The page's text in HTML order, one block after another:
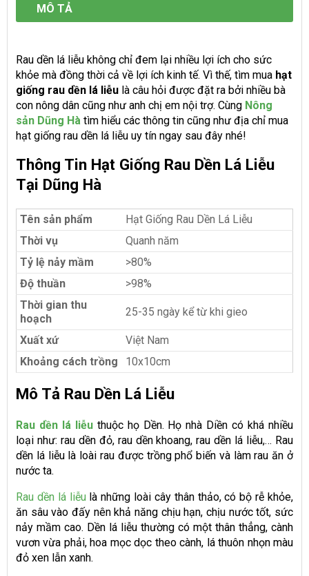
MÔ TẢ
Rau dền lá liễu không chỉ đem lại nhiều lợi ích cho sức
khỏe mà đồng thời cả về lợi ích kinh tế. Vì thế, tìm mua hạt
giống rau dền lá liễu là câu hỏi được đặt ra bởi nhiều bà
con nông dân cũng như anh chị em nội trợ. Cùng Nông
sản Dũng Hà tìm hiểu các thông tin cũng như địa chỉ mua
hạt giống rau dền lá liễu uy tín ngay sau đây nhé!
Thông Tin Hạt Giống Rau Dền Lá Liễu
Tại Dũng Hà
Tên sản phẩm
Hạt Giống Rau Dền Lá Liễu
Thời vụ
Quanh năm
Tỷ lệ nảy mầm
>80%
Độ thuần
>98%
Thời gian thu
hoạch
25-35 ngày kể từ khi gieo
Xuất xứ
Việt Nam
Khoảng cách trồng
10x10cm
Mô Tả Rau Dền Lá Liễu
Rau dền lá liễuthuộc họ Dền. Họ nhà Diền có khá nhiều
loại như: rau dền đỏ, rau dền khoang, rau dền lá liễu,… Rau
dền lá liễu là loài rau được trồng phổ biến và làm rau ăn ở
nước ta.
Rau dền lá liễu là những loài cây thân thảo, có bộ rễ khỏe,
ăn sâu vào đấy nên khả năng chịu hạn, chịu nước tốt, sức
nảy mầm cao. Dền lá liễu thường có một thân thẳng, cành
vươn vừa phải, hoa mọc dọc theo cành, lá thuôn nhọn màu
đỏ xen lẫn xanh.